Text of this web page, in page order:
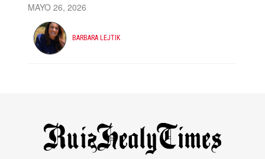
MAYO 26, 2026
BARBARA LEJTIK